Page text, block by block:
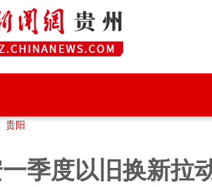
贵阳
季度以旧换新拉